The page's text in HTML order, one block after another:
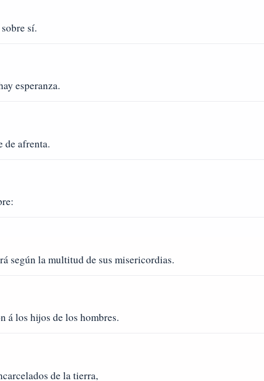
sí.
esperanza.
de afrenta.
según la multitud de sus misericordias.
á los hijos de los hombres.
de la tierra,